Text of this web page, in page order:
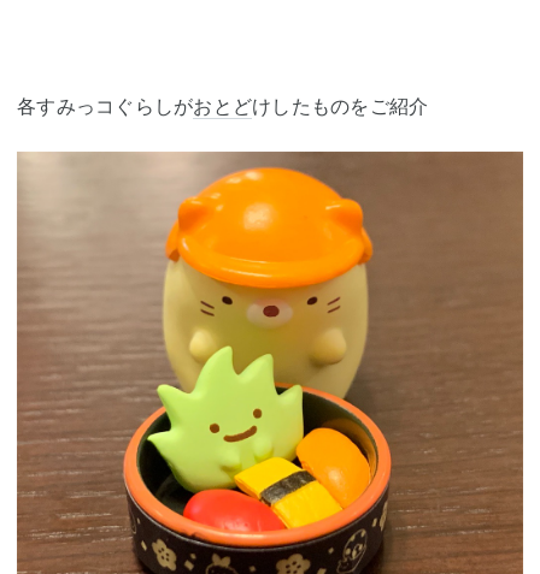
各すみっコぐらしがおとどけしたものをご紹介